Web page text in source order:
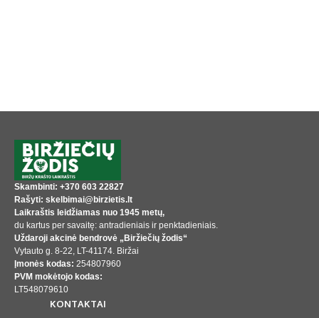
Skambinti: +370 603 22827
Rašyti: skelbimai@birzietis.lt
Laikraštis leidžiamas nuo 1945 metų,
du kartus per savaitę: antradieniais ir penktadieniais.
Uždaroji akcinė bendrovė „Biržiečių žodis“
Vytauto g. 8-22, LT-41174. Biržai
Įmonės kodas: 254807960
PVM mokėtojo kodas:
LT548079610
KONTAKTAI